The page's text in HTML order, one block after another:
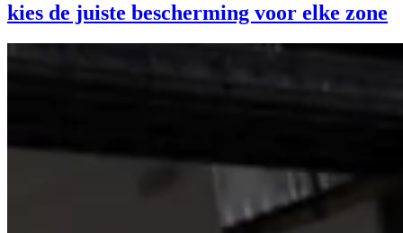
kies de juiste bescherming voor elke zone